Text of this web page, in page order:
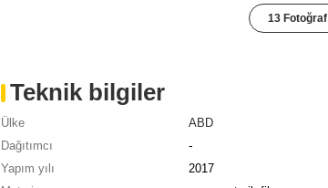
13 Fotoğraf
Teknik bilgiler
Ülke
ABD
Dağıtımcı
-
Yapım yılı
2017